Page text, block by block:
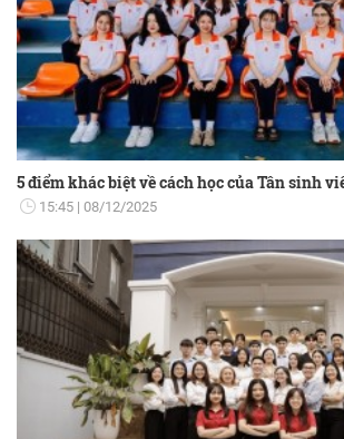
5 điểm khác biệt về cách học của Tân sinh
15:45 08/12/2025